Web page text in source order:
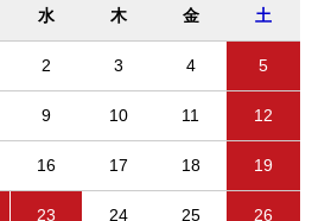
水 木 金 土
2 3 4 5
9 10 11 12
16 17 18 19
23 24 25 26